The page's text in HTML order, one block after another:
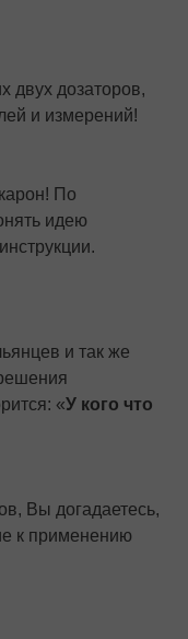
двух дозаторов,
и измерений!
По
идею
и так же
«У кого что
Вы догадаетесь,
к применению